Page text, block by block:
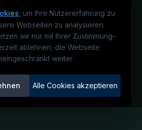
, um Ihre Nutzererfahrung zu
Webseiten zu analysieren.
wir nur mit Ihrer Zustimmung–
ablehnen, die Webseite
weiter
Alle Cookies akzeptieren
Karriereportal.
GmbH.